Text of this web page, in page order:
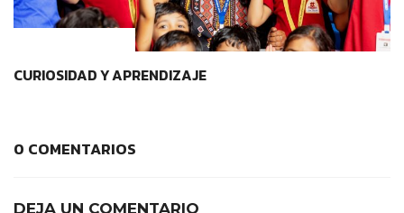
CURIOSIDAD Y APRENDIZAJE
0 COMENTARIOS
DEJA UN COMENTARIO